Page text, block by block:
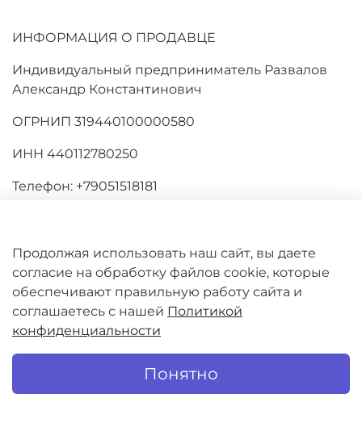
ИНФОРМАЦИЯ О ПРОДАВЦЕ
Индивидуальный предприниматель Развалов
Александр Константинович
ОГРНИП 319440100000580
ИНН 440112780250
Телефон: +79051518181
Адрес: Россия, 156010, г.Кострома,
ул.Магистральная 59
Продолжая использовать наш сайт, вы даете
согласие на обработку файлов cookie, которые
обеспечивают правильную работу сайта и
соглашаетесь с нашей Политикой
конфиденциальности
Понятно